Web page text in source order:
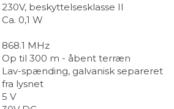
230V, beskyttelsesklasse II
Ca. 0,1 W
868.1 MHz
Op til 300 m - åbent terræn
Lav-spænding, galvanisk separeret
fra lysnet
5 V